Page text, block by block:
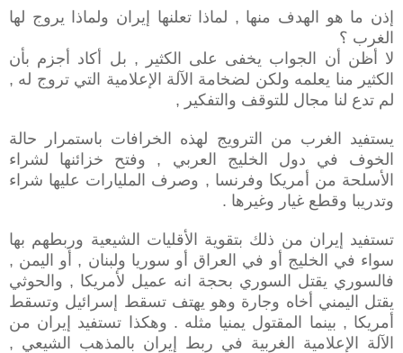
إذن ما هو الهدف منها , لماذا تعلنها إيران ولماذا يروج لها
الغرب ؟
لا أظن أن الجواب يخفى على الكثير , بل أكاد أجزم بأن
الكثير منا يعلمه ولكن لضخامة الآلة الإعلامية التي تروج له ,
لم تدع لنا مجال للتوقف والتفكير ,
يستفيد الغرب من الترويج لهذه الخرافات باستمرار حالة
الخوف في دول الخليج العربي , وفتح خزائنها لشراء
الأسلحة من أمريكا وفرنسا , وصرف المليارات عليها شراء
وتدريبا وقطع غيار وغيرها .
تستفيد إيران من ذلك بتقوية الأقليات الشيعية وربطهم بها
سواء في الخليج أو في العراق أو سوريا ولبنان , أو اليمن ,
فالسوري يقتل السوري بحجة انه عميل لأمريكا , والحوثي
يقتل اليمني أخاه وجارة وهو يهتف تسقط إسرائيل وتسقط
أمريكا , بينما المقتول يمنيا مثله . وهكذا تستفيد إيران من
الآلة الإعلامية الغربية في ربط إيران بالمذهب الشيعي ,